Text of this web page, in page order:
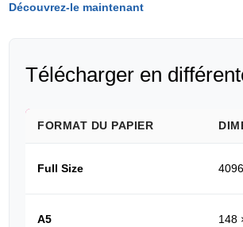
Découvrez-le maintenant
Télécharger en
FORMAT DU PAPIER
Full Size
A5 148